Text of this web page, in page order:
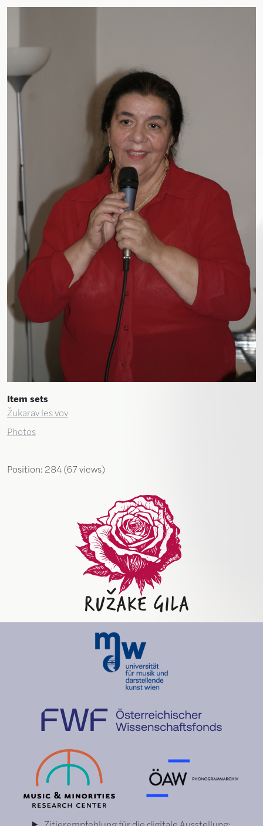
Item sets
Žukarav les vov
Photos
Position: 284(67views)